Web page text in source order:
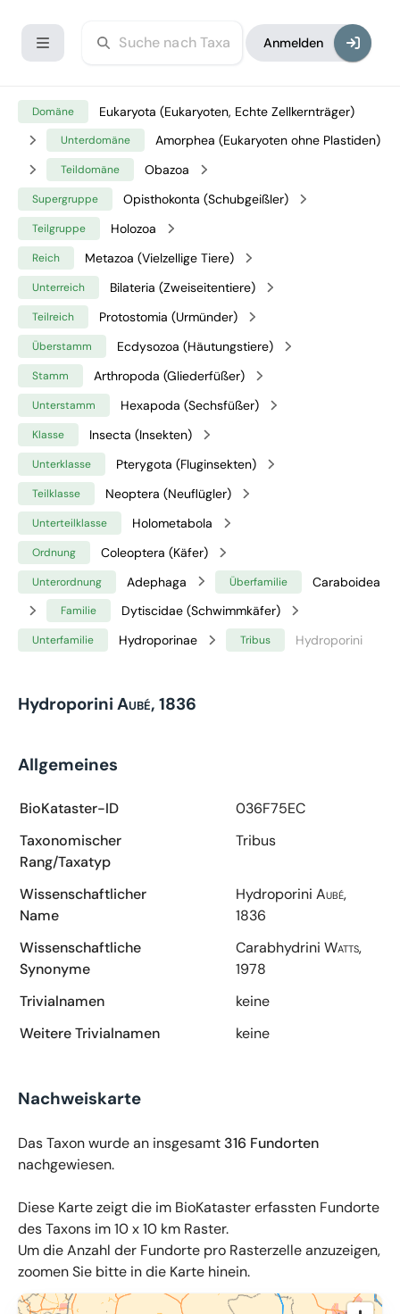
Anmelden
Domäne Eukaryota (Eukaryoten, Echte Zellkernträger)
Unterdomäne Amorphea (Eukaryoten ohne Plastiden)
Teildomäne Obazoa
Supergruppe Opisthokonta (Schubgeißler)
Teilgruppe Holozoa
Reich Metazoa (Vielzellige Tiere)
Unterreich Bilateria (Zweiseitentiere)
Teilreich Protostomia (Urmünder)
Überstamm Ecdysozoa (Häutungstiere)
Stamm Arthropoda (Gliederfüßer)
Unterstamm Hexapoda (Sechsfüßer)
Klasse Insecta (Insekten)
Unterklasse Pterygota (Fluginsekten)
Teilklasse Neoptera (Neuflügler)
Unterteilklasse Holometabola
Ordnung Coleoptera (Käfer)
Unterordnung Adephaga Überfamilie Caraboidea
Familie Dytiscidae (Schwimmkäfer)
Unterfamilie Hydroporinae Tribus Hydroporini
Hydroporini Aubé, 1836
Allgemeines
BioKataster-ID
036F75EC
Taxonomischer
Rang/Taxatyp
Tribus
Wissenschaftlicher
Name
Hydroporini Aubé,
1836
Wissenschaftliche
Synonyme
Carabhydrini Watts,
1978
Trivialnamen
keine
Weitere Trivialnamen
keine
Nachweiskarte
Das Taxon wurde an insgesamt 316 Fundorten
nachgewiesen.
Diese Karte zeigt die im BioKataster erfassten Fundorte
des Taxons im 10 x 10 km Raster.
Um die Anzahl der Fundorte pro Rasterzelle anzuzeigen,
zoomen Sie bitte in die Karte hinein.
© OpenMapTiles,OpenStreetMap 34u GmbH